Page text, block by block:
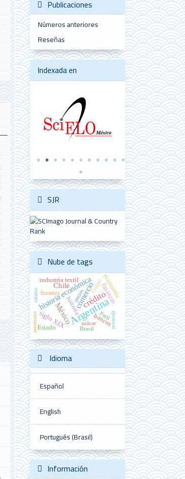
Publicaciones
Números anteriores
Reseñas
Indexada en
SJR
Nube de tags
Argentina
crédito
comercio
historia económica
México
Chile finanzas
siglo XIX
economía
industria textil
fuentes
Estado bancos
historia
moneda
azúcar
Perú
Brasil
precios
salarios
Crédito
peronismo
Idioma
Español
English
Português (Brasil)
Información